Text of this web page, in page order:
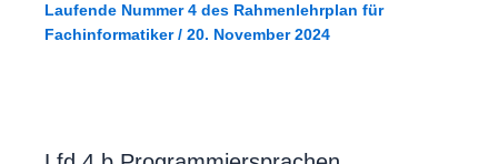
Laufende Nummer 4 des Rahmenlehrplan für
Fachinformatiker/ 20. November 2024